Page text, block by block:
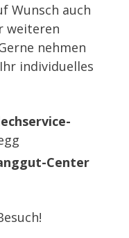
Wunsch auch
weiteren
nehmen
individuelles
Center